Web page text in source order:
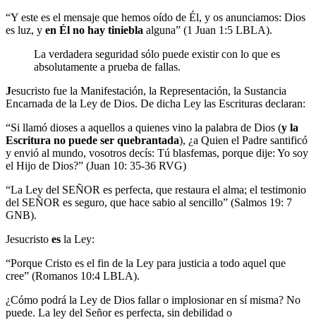
“Y este es el mensaje que hemos oído de Él, y os anunciamos: Dios
es luz, y en Él no hay tiniebla alguna” (1 Juan 1:5 LBLA).
La verdadera seguridad sólo puede existir con lo que es
absolutamente a prueba de fallas.
Jesucristo fue la Manifestación, la Representación, la Sustancia
Encarnada de la Ley de Dios. De dicha Ley las Escrituras declaran:
“Si llamó dioses a aquellos a quienes vino la palabra de Dios (y la
Escritura no puede ser quebrantada), ¿a Quien el Padre santificó
y envió al mundo, vosotros decís: Tú blasfemas, porque dije: Yo soy
el Hijo de Dios?” (Juan 10: 35-36 RVG)
“La Ley del SEÑOR es perfecta, que restaura el alma; el testimonio
del SEÑOR es seguro, que hace sabio al sencillo” (Salmos 19: 7
GNB).
Jesucristo es la Ley:
“Porque Cristo es el fin de la Ley para justicia a todo aquel que
cree” (Romanos 10:4 LBLA).
¿Cómo podrá la Ley de Dios fallar o implosionar en sí misma? No
puede. La ley del Señor es perfecta, sin debilidad o